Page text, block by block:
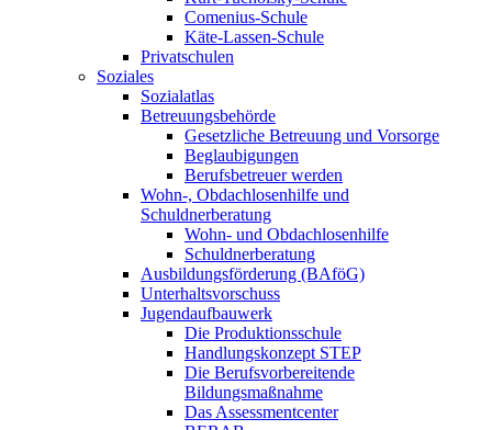
Comenius-Schule
Käte-Lassen-Schule
Privatschulen
Soziales
Sozialatlas
Betreuungsbehörde
Gesetzliche Betreuung und Vorsorge
Beglaubigungen
Berufsbetreuer werden
Wohn-, Obdachlosenhilfe und
Schuldnerberatung
Wohn- und Obdachlosenhilfe
Schuldnerberatung
Ausbildungsförderung (BAföG)
Unterhaltsvorschuss
Jugendaufbauwerk
Die Produktionsschule
Handlungskonzept STEP
Die Berufsvorbereitende
Bildungsmaßnahme
Das Assessmentcenter